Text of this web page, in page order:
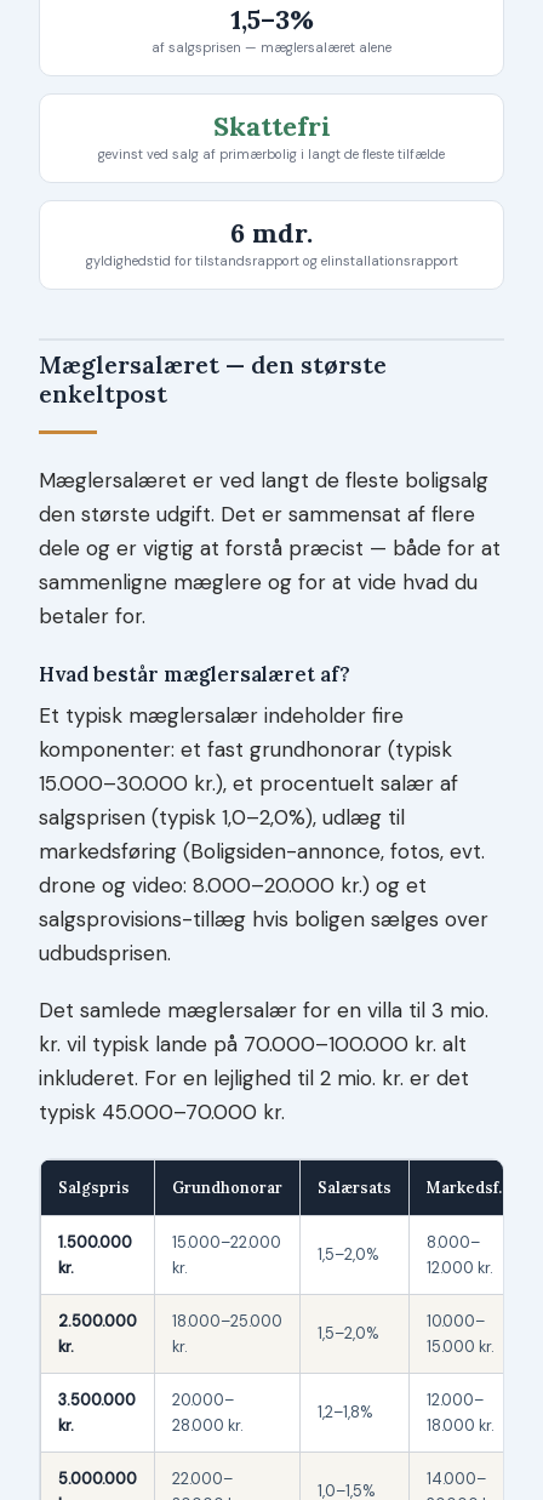
1,5–3%
af salgsprisen — mæglersalæret alene
Skattefri
gevinst ved salg af primærbolig i langt de fleste tilfælde
6 mdr.
gyldighedstid for tilstandsrapport og elinstallationsrapport
Mæglersalæret — den største
enkeltpost
Mæglersalæret er ved langt de fleste boligsalg
den største udgift. Det er sammensat af flere
dele og er vigtig at forstå præcist — både for at
sammenligne mæglere og for at vide hvad du
betaler for.
Hvad består mæglersalæret af?
Et typisk mæglersalær indeholder fire
komponenter: et fast grundhonorar (typisk
15.000–30.000 kr.), et procentuelt salær af
salgsprisen (typisk 1,0–2,0%), udlæg til
markedsføring (Boligsiden-annonce, fotos, evt.
drone og video: 8.000–20.000 kr.) og et
salgsprovisions-tillæg hvis boligen sælges over
udbudsprisen.
Det samlede mæglersalær for en villa til 3 mio.
kr. vil typisk lande på 70.000–100.000 kr. alt
inkluderet. For en lejlighed til 2 mio. kr. er det
typisk 45.000–70.000 kr.
Salgspris Grundhonorar Salærsats Markedsf.
1.500.000
kr.
15.000–22.000
kr.
1,5–2,0%
8.000–
12.000 kr.
2.500.000
kr.
18.000–25.000
kr.
1,5–2,0%
10.000–
15.000 kr.
3.500.000
kr.
20.000–
28.000 kr.
1,2–1,8%
12.000–
18.000 kr.
5.000.000
22.000–
1,0–1,5%
14.000–